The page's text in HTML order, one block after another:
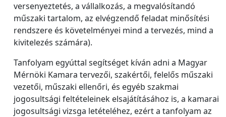
versenyeztetés, a vállalkozás, a megvalósítandó
műszaki tartalom, az elvégzendő feladat minősítési
rendszere és követelményei mind a tervezés, mind a
kivitelezés számára).
Tanfolyam egyúttal segítséget kíván adni a Magyar
Mérnöki Kamara tervezői, szakértői, felelős műszaki
vezetői, műszaki ellenőri, és egyéb szakmai
jogosultsági feltételeinek elsajátításához is, a kamarai
jogosultsági vizsga letételéhez, ezért a tanfolyam az